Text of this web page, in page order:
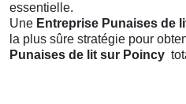
essentielle.
Une Entreprise Punaises de
la plus sûre stratégie pour
Punaises de lit sur Poincy